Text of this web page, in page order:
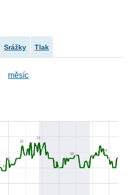
Srážky Tlak
měsíc